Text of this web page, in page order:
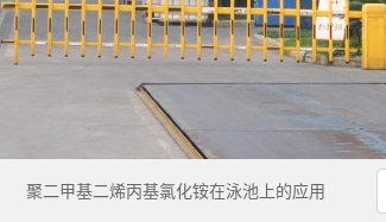
聚二甲基二烯丙基氯化铵在泳池上的应用